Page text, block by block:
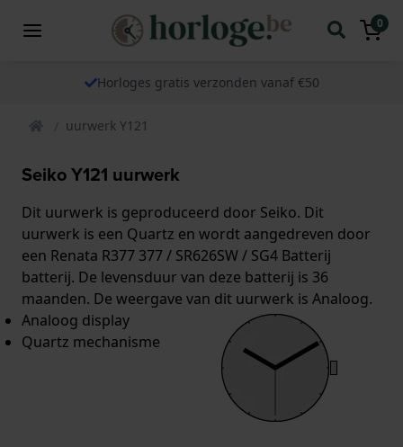
0
Horloges gratis verzonden vanaf €50
uurwerk Y121
Seiko Y121 uurwerk
Dit uurwerk is geproduceerd door Seiko. Dit
uurwerk is een Quartz en wordt aangedreven door
een Renata R377 377 / SR626SW / SG4 Batterij
batterij. De levensduur van deze batterij is 36
maanden. De weergave van dit uurwerk is Analoog.
Analoog display
Quartz mechanisme